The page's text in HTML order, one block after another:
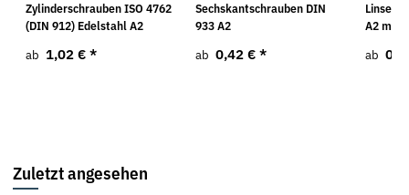
Zylinderschrauben ISO 4762
(DIN 912) Edelstahl A2
ab 1,02 € *
Sechskantschrauben DIN
933 A2
ab 0,42 € *
A2 mit
ab
Zuletzt angesehen